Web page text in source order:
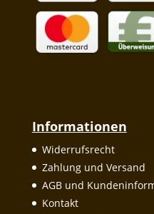
Informationen
Widerrufsrecht
Zahlung und Versand
AGB und
Kontakt